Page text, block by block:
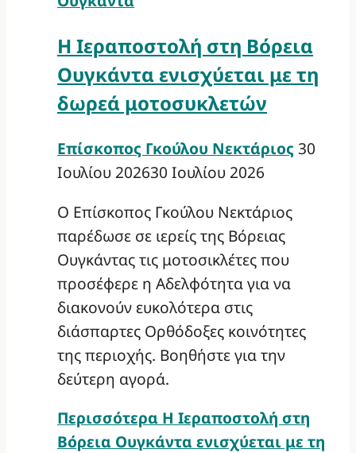
Η Ιεραποστολή στη Βόρεια
Ουγκάντα ενισχύεται με τη
δωρεά μοτοσυκλετών
Επίσκοπος Γκούλου Νεκτάριος30
Ιουλίου 202630 Ιουλίου 2026
Ο Επίσκοπος Γκούλου Νεκτάριος
παρέδωσε σε ιερείς της Βόρειας
Ουγκάντας τις μοτοσικλέτες που
προσέφερε η Αδελφότητα για να
διακονούν ευκολότερα στις
διάσπαρτες Ορθόδοξες κοινότητες
της περιοχής. Βοηθήστε για την
δεύτερη αγορά.
Περισσότερα Η Ιεραποστολή στη
Βόρεια Ουγκάντα ενισχύεται με τη